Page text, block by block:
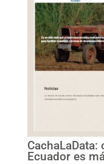
Ecuador es